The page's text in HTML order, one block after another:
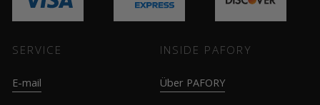
SERVICE
E-mail
INSIDE PAFORY
Über PAFORY